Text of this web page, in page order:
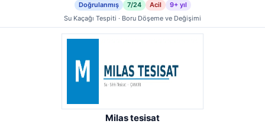
Doğrulanmış 7/24 Acil
9+ yıl
Su Kaçağı Tespiti · Boru Döşeme ve Değişimi
Milas tesisat